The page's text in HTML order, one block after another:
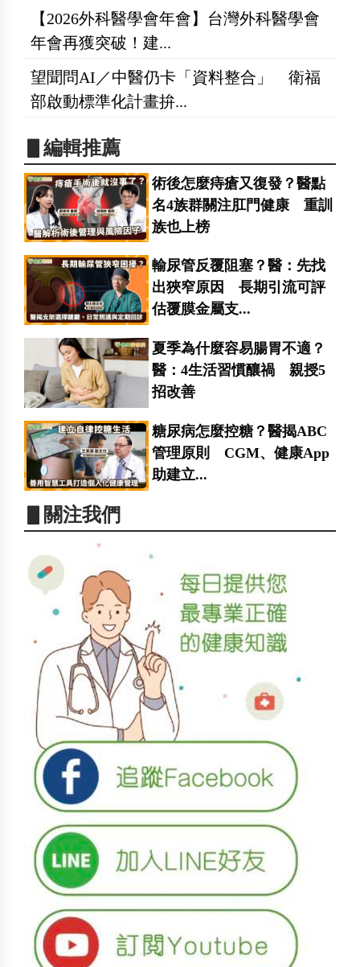
【2026外科醫學會年會】台灣外科醫學會
年會再獲突破！建...
望聞問AI／中醫仍卡「資料整合」 衛福
部啟動標準化計畫拚...
▋編輯推薦
術後怎麼痔瘡又復發？醫點
名4族群關注肛門健康 重訓
族也上榜
輸尿管反覆阻塞？醫：先找
出狹窄原因 長期引流可評
估覆膜金屬支...
夏季為什麼容易腸胃不適？
醫：4生活習慣釀禍 親授5
招改善
糖尿病怎麼控糖？醫揭ABC
管理原則 CGM、健康App
助建立...
▋關注我們